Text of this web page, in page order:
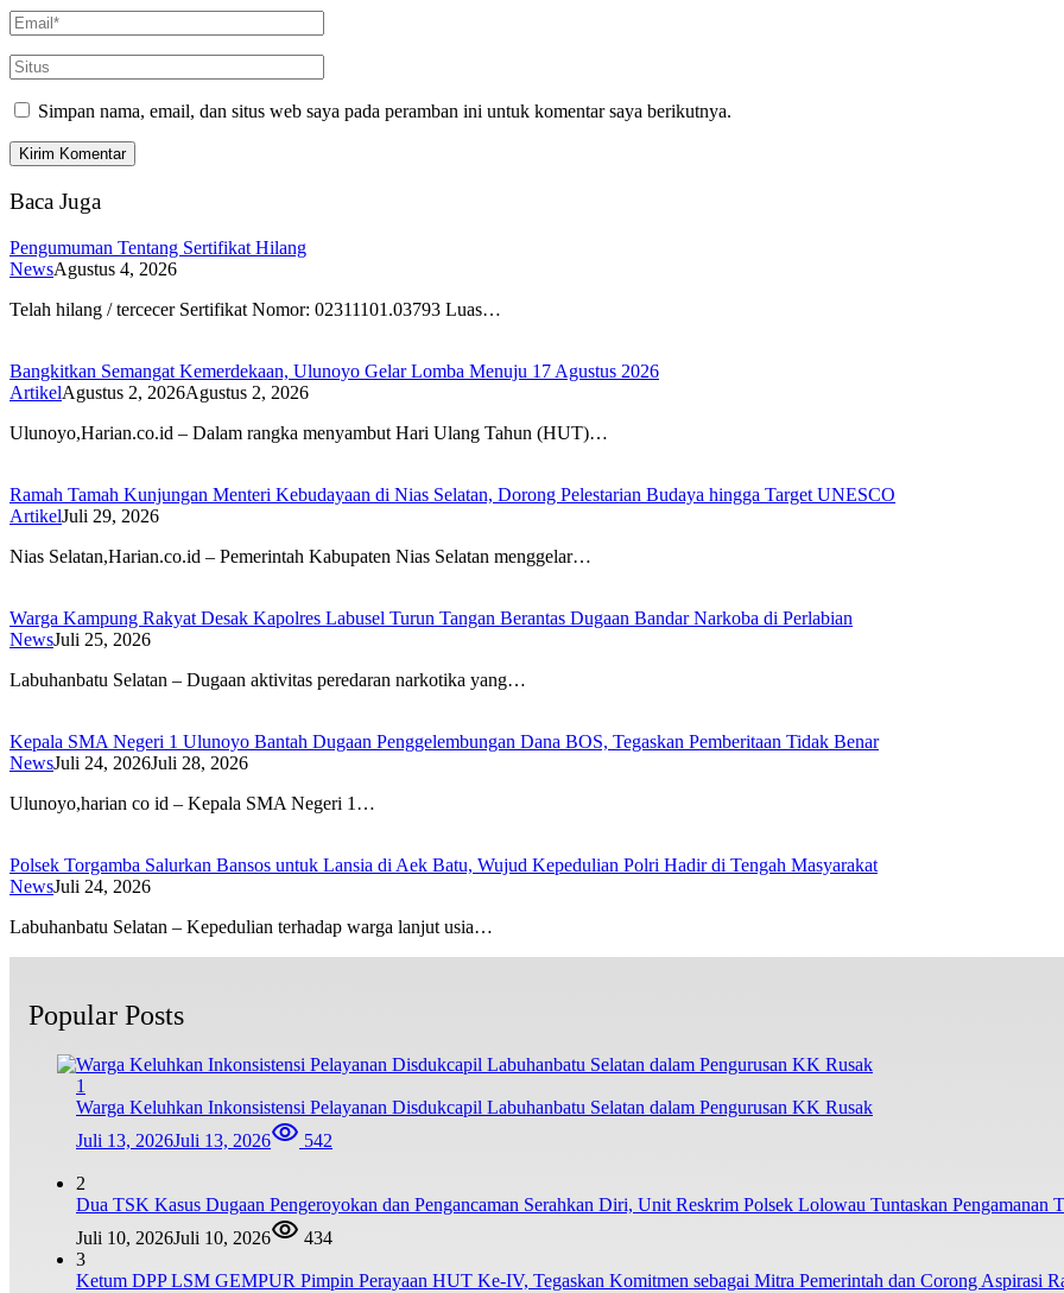
Simpan nama, email, dan situs web saya pada peramban ini untuk komentar saya berikutnya.
Baca Juga
Pengumuman Tentang Sertifikat Hilang
NewsAgustus 4, 2026
Telah hilang / tercecer Sertifikat Nomor: 02311101.03793 Luas…
Bangkitkan Semangat Kemerdekaan, Ulunoyo Gelar Lomba Menuju 17 Agustus 2026
ArtikelAgustus 2, 2026Agustus 2, 2026
Ulunoyo,Harian.co.id – Dalam rangka menyambut Hari Ulang Tahun (HUT)…
Ramah Tamah Kunjungan Menteri Kebudayaan di Nias Selatan, Dorong Pelestarian Budaya hingga Target UNESCO
ArtikelJuli 29, 2026
Nias Selatan,Harian.co.id – Pemerintah Kabupaten Nias Selatan menggelar…
Warga Kampung Rakyat Desak Kapolres Labusel Turun Tangan Berantas Dugaan Bandar Narkoba di Perlabian
NewsJuli 25, 2026
Labuhanbatu Selatan – Dugaan aktivitas peredaran narkotika yang…
Kepala SMA Negeri 1 Ulunoyo Bantah Dugaan Penggelembungan Dana BOS, Tegaskan Pemberitaan Tidak Benar
NewsJuli 24, 2026Juli 28, 2026
Ulunoyo,harian co id – Kepala SMA Negeri 1…
Polsek Torgamba Salurkan Bansos untuk Lansia di Aek Batu, Wujud Kepedulian Polri Hadir di Tengah Masyarakat
NewsJuli 24, 2026
Labuhanbatu Selatan – Kepedulian terhadap warga lanjut usia…
Popular Posts
1
Warga Keluhkan Inkonsistensi Pelayanan Disdukcapil Labuhanbatu Selatan dalam Pengurusan KK Rusak
Juli 13, 2026Juli 13, 2026 542
2
Dua TSK Kasus Dugaan Pengeroyokan dan Pengancaman Serahkan Diri, Unit Reskrim Polsek Lolowau Tuntaskan Pengamanan
Juli 10, 2026Juli 10, 2026
434
3
Ketum DPP LSM GEMPUR Pimpin Perayaan HUT Ke-IV, Tegaskan Komitmen sebagai Mitra Pemerintah dan Corong Aspirasi